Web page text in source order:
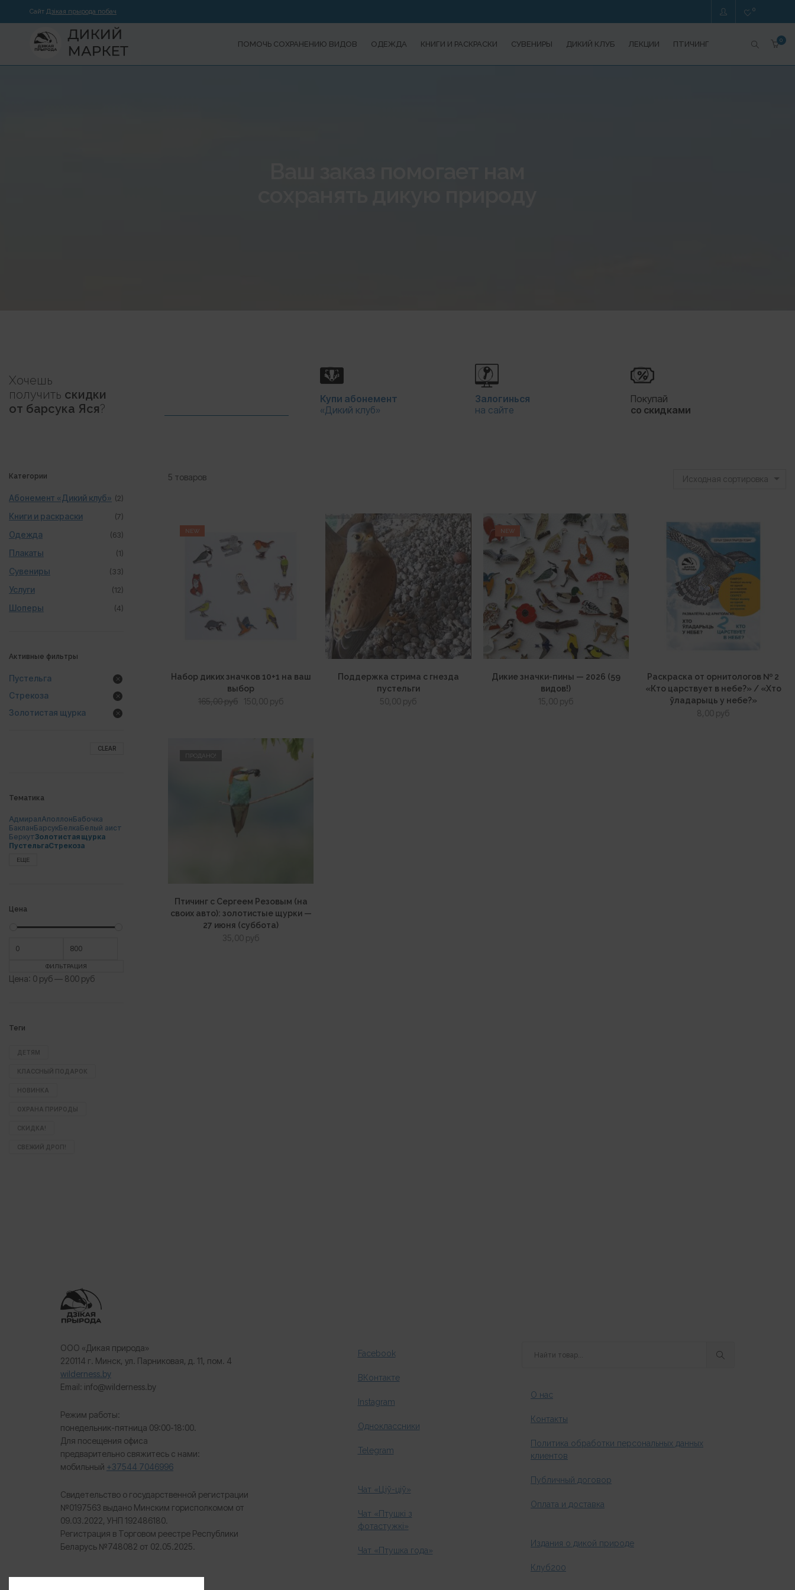
Сайт Дзікая прырода побач 0
ПОМОЧЬ СОХРАНЕНИЮ ВИДОВ ОДЕЖДА КНИГИ И РАСКРАСКИ СУВЕНИРЫ ДИКИЙ КЛУБ ЛЕКЦИИ ПТИЧИНГ 0
Хочешь
получить скидки
от барсука Яся?
Купи абонемент
«Дикий клуб»
Залогинься
на сайте
Покупай
со скидками
5 товаров Исходная сортировка
NEW
Набор диких значков 10+1 на ваш
выбор
165,00руб
Первоначальная
165,00 руб.
150,00 рубТекущая
Поддержка стрима с гнезда
пустельги
50,00 руб
NEW
Дикие значки-пины — 2026 (59
видов!)
15,00 руб
Раскраска от орнитологов № 2
«Кто царствует в небе?» / «Хто
ўладарыць у небе?»
8,00 руб
ПРОДАНО!
Птичинг с Сергеем Резовым (на
своих авто): золотистые щурки —
27 июня (суббота)
35,00 руб
Категории
Абонемент «Дикий клуб» (2)
Книги и раскраски (7)
Одежда (63)
Плакаты (1)
Сувениры (33)
Услуги (12)
Шоперы (4)
Активные фильтры
Пустельга
Стрекоза
Золотистая щурка
CLEAR
Тематика
АдмиралАполлонБабочка
БакланБарсукБелкаБелый аист
БеркутЗолотистая щурка
ПустельгаСтрекоза
ЕЩЕ
Цена
цена
цена
ФИЛЬТРАЦИЯ
Цена: 0 руб— 800 руб
Теги
ДЕТЯМ
КЛАССНЫЙ ПОДАРОК
НОВИНКА
ОХРАНА ПРИРОДЫ
СКИДКА!
СВЕЖИЙ ДРОП!
ООО «Дикая природа»
220114 г. Минск, ул. Парниковая, д. 11, пом. 4
wilderness.by
Email: info@wilderness.by
Режим работы:
понедельник-пятница 09:00-18:00.
Для посещения офиса
предварительно свяжитесь с нами:
мобильный +37544 7046996
Свидетельство о государственной регистрации
№0197563 выдано Минским горисполкомом от
09.03.2022, УНП 192486180.
Регистрация в Торговом реестре Республики
Беларусь №748082 от 02.05.2025.
Facebook
ВКонтакте
Instagram
Одноклассники
Telegram
Чат «Ціў-ціў»
Чат «Птушкі з
фотастужкі»
Чат «Птушка года»
О нас
Контакты
Политика обработки персональных данных
клиентов
Публичный договор
Оплата и доставка
Издания о дикой природе
Клуб200